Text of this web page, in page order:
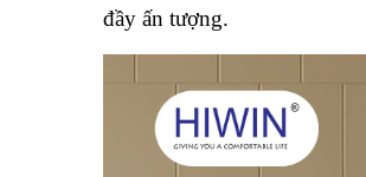
đầy ấn tượng.